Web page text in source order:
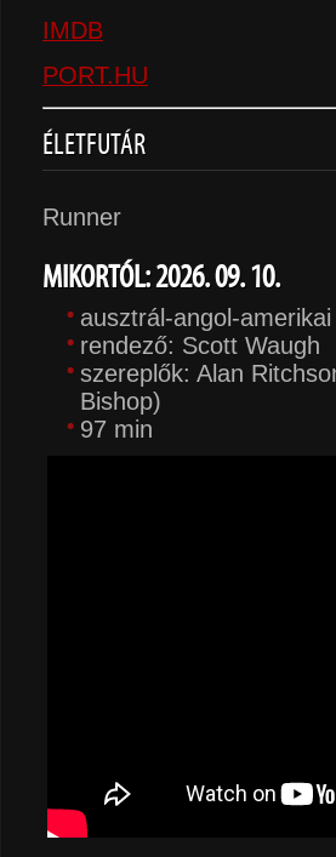
IMDB
PORT.HU
ÉLETFUTÁR
Runner
MIKORTÓL: 2026. 09. 10.
ausztrál-angol-
rendező: Scott Waugh
szereplők: Alan
Bishop)
97 min